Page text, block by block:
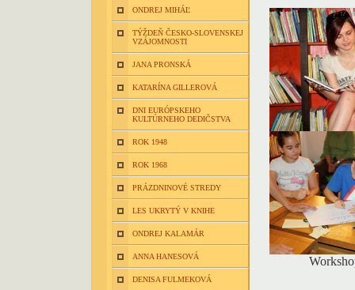
ONDREJ MIHÁĽ
TÝŽDEŇ ČESKO-SLOVENSKEJ
VZÁJOMNOSTI
JANA PRONSKÁ
KATARÍNA GILLEROVÁ
DNI EURÓPSKEHO
KULTÚRNEHO DEDIČSTVA
ROK 1948
ROK 1968
PRÁZDNINOVÉ STREDY
LES UKRYTÝ V KNIHE
ONDREJ KALAMÁR
ANNA HANESOVÁ
DENISA FULMEKOVÁ